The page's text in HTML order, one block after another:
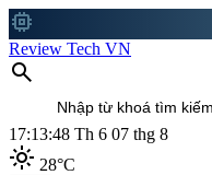
memory
Review Tech VN
search
17:13:49 Th 6 07 thg 8
light_mode 28°C